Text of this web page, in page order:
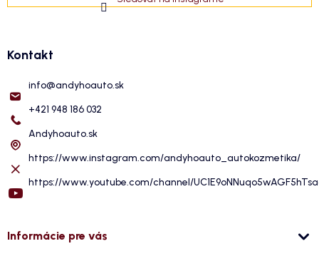
Kontakt
info@andyhoauto.sk
+421 948 186 032
Andyhoauto.sk
https://www.instagram.com/andyhoauto_autokozmetika/
https://www.youtube.com/channel/
Informácie pre vás